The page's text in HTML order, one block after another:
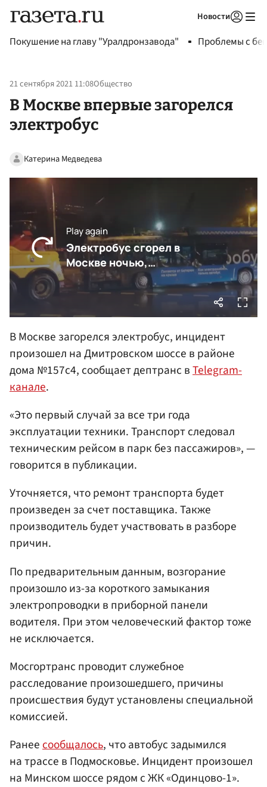
Новости
Покушение на главу "Уралдронзавода" Проблемы с
21 сентября 2021 11:08Общество
В Москве впервые загорелся
электробус
Катерина Медведева
В Москве загорелся электробус, инцидент
произошел на Дмитровском шоссе в районе
дома №157с4, сообщает дептранс вTelegram-
канале.
«Это первый случай за все три года
эксплуатации техники. Транспорт следовал
техническим рейсом в парк без пассажиров», —
говорится в публикации.
Уточняется, что ремонт транспорта будет
произведен за счет поставщика. Также
производитель будет участвовать в разборе
причин.
По предварительным данным, возгорание
произошло из-за короткого замыкания
электропроводки в приборной панели
водителя. При этом человеческий фактор тоже
не исключается.
Мосгортранс проводит служебное
расследование произошедшего, причины
происшествия будут установлены специальной
комиссией.
Ранеесообщалось, что автобус задымился
на трассе в Подмосковье. Инцидент произошел
на Минском шоссе рядом с ЖК «Одинцово-1».